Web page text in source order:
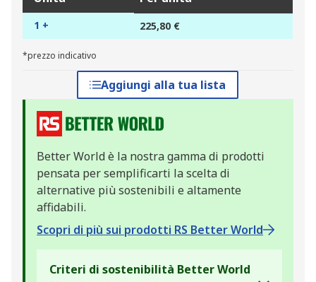
1 + 225,80 €
*prezzo indicativo
Aggiungi alla tua lista
Better World è la nostra gamma di prodotti
pensata per semplificarti la scelta di
alternative più sostenibili e altamente
affidabili.
Scopri di più sui prodotti RS Better World
Criteri di sostenibilità Better World